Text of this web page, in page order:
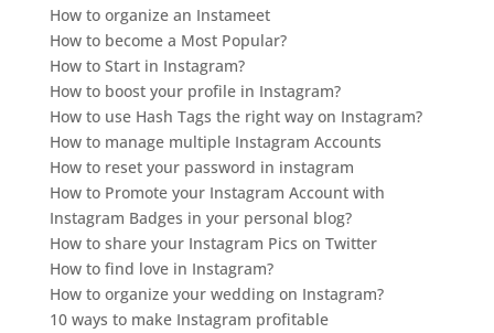
How to organize an Instameet
How to become a Most Popular?
How to Start in Instagram?
How to boost your profile in Instagram?
How to use Hash Tags the right way on Instagram?
How to manage multiple Instagram Accounts
How to reset your password in instagram
How to Promote your Instagram Account with
Instagram Badges in your personal blog?
How to share your Instagram Pics on Twitter
How to find love in Instagram?
How to organize your wedding on Instagram?
10 ways to make Instagram profitable